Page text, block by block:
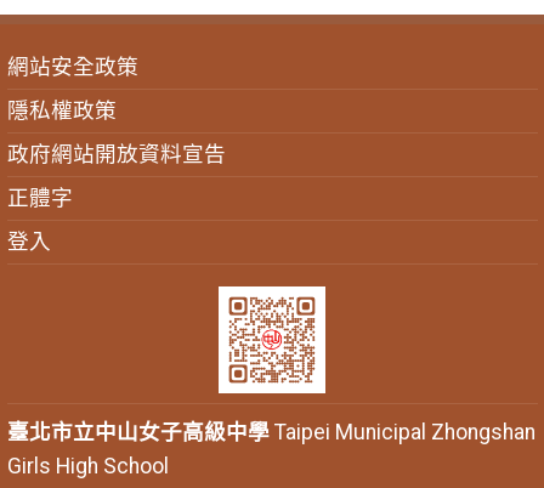
網站安全政策
隱私權政策
政府網站開放資料宣告
正體字
登入
臺北市立中山女子高級中學Taipei Municipal Zhongshan
Girls High School